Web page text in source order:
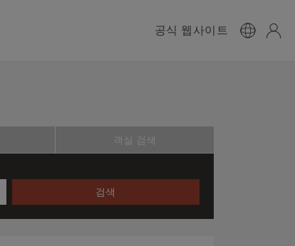
공식 웹사이트
객실 검색
검색